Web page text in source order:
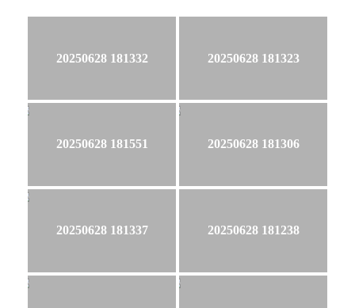
20250628 181332 20250628 181323
20250628 181551 20250628 181306
20250628 181337 20250628 181238